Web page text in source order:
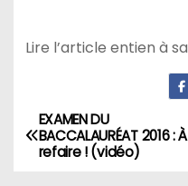
Lire l’article entien à
N
a
EXAMEN DU
BACCALAURÉAT 2016 : À
refaire ! (vidéo)